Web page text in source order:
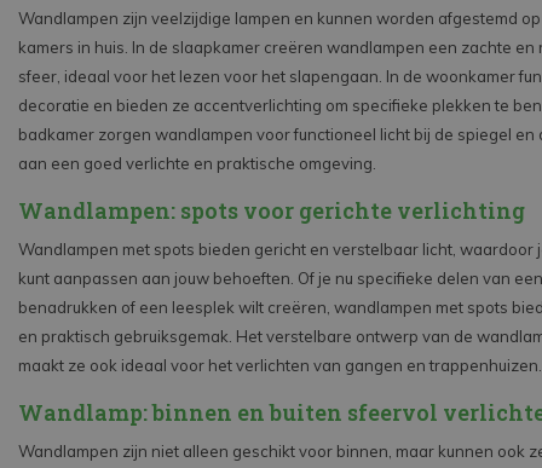
Wandlampen zijn veelzijdige lampen en kunnen worden afgestemd
kamers in huis. In de slaapkamer creëren wandlampen een zachte en
sfeer, ideaal voor het lezen voor het slapengaan. In de woonkamer
decoratie en bieden ze accentverlichting om specifieke plekken te
badkamer zorgen wandlampen voor functioneel licht bij de spiegel en
aan een goed verlichte en praktische omgeving.
Wandlampen: spots voor gerichte verlichting
Wandlampen met spots bieden gericht en verstelbaar licht, waardoor
kunt aanpassen aan jouw behoeften. Of je nu specifieke delen van
benadrukken of een leesplek wilt creëren, wandlampen met spots
en praktisch gebruiksgemak. Het verstelbare ontwerp van de
maakt ze ook ideaal voor het verlichten van gangen en trappenhuizen.
Wandlamp: binnen en buiten sfeervol
Wandlampen zijn niet alleen geschikt voor binnen, maar kunnen ook